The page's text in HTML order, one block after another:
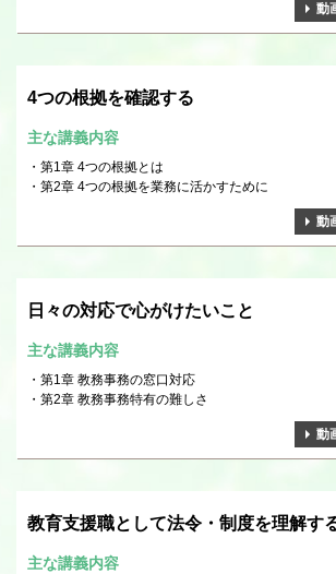
動
4つの根拠を確認する
主な講義内容
第1章 4つの根拠とは
第2章 4つの根拠を業務に活かすために
動
日々の対応で心がけたいこと
主な講義内容
第1章 教務事務の窓口対応
第2章 教務事務特有の難しさ
動
教育支援職として法令・制度を理解す
主な講義内容